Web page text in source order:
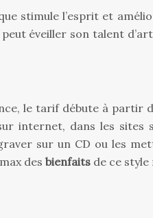
stimule l’esprit et
éveiller son talent
le tarif débute à partir
internet, dans les sites
sur un CD ou les
des bienfaits de ce style